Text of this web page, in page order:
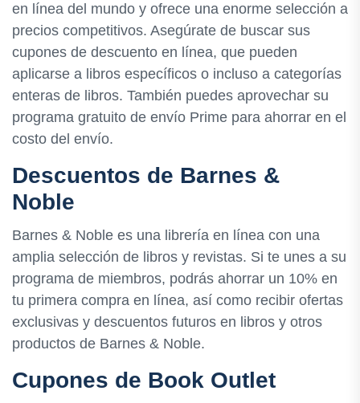
en línea del mundo y ofrece una enorme selección a
precios competitivos. Asegúrate de buscar sus
cupones de descuento en línea, que pueden
aplicarse a libros específicos o incluso a categorías
enteras de libros. También puedes aprovechar su
programa gratuito de envío Prime para ahorrar en el
costo del envío.
Descuentos de Barnes &
Noble
Barnes & Noble es una librería en línea con una
amplia selección de libros y revistas. Si te unes a su
programa de miembros, podrás ahorrar un 10% en
tu primera compra en línea, así como recibir ofertas
exclusivas y descuentos futuros en libros y otros
productos de Barnes & Noble.
Cupones de Book Outlet